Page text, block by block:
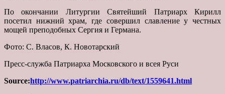
По окончании Литургии Святейший Патриарх Кирилл
посетил нижний храм, где совершил славление у честных
мощей преподобных Сергия и Германа.
Фото: С. Власов, К. Новотарский
Пресс-служба Патриарха Московского и всея Руси
Source:http://www.patriarchia.ru/db/text/1559641.html